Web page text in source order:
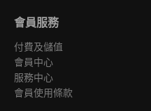
會員服務
付費及儲值
會員中心
服務中心
會員使用條款